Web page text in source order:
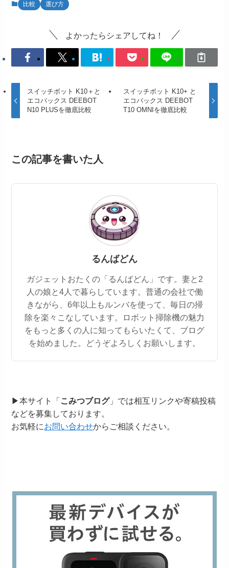
比較 選び方
よかったらシェアしてね！
スイッチボット K10＋と
エコバックス DEEBOT
N10 PLUSを徹底比較
スイッチボット K10+ と
エコバックス DEEBOT
T10 OMNIを徹底比較
この記事を書いた人
るんばどん
ガジェットおたくの「るんばどん」です。妻と2
人の娘と4人で暮らしています。普通の会社で働
きながら、6年以上もルンバを使って、毎日の掃
除を楽々こなしています。ロボット掃除機の魅力
をもっと多くの人に知ってもらいたくて、ブログ
を始めました。どうぞよろしくお願いします。
▶本サイト「こみつブログ」では相互リンクや寄稿投稿
などを募集しております。
お気軽にお問い合わせからご相談ください。